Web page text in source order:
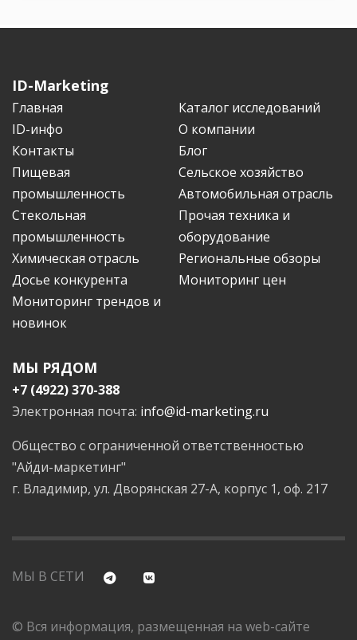
ID-Marketing
Главная
Каталог исследований
ID-инфо
О компании
Контакты
Блог
Пищевая
промышленность
Сельское хозяйство
Автомобильная отрасль
Стекольная
промышленность
Прочая техника и
оборудование
Химическая отрасль
Региональные обзоры
Досье конкурента
Мониторинг цен
Мониторинг трендов и
новинок
МЫ РЯДОМ
+7 (4922) 370-388
Электронная почта: info@id-marketing.ru
Общество с ограниченной ответственностью
"Айди-маркетинг"
г. Владимир, ул. Дворянская 27-А, корпус 1, оф. 217
МЫ В СЕТИ
© Вся информация, размещенная на web-сайте